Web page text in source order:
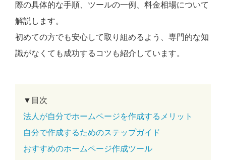
際の具体的な手順、ツールの一例、料金相場について
解説します。
初めての方でも安心して取り組めるよう、専門的な知
識がなくても成功するコツも紹介しています。
▼目次
法人が自分でホームページを作成するメリット
自分で作成するためのステップガイド
おすすめのホームページ作成ツール